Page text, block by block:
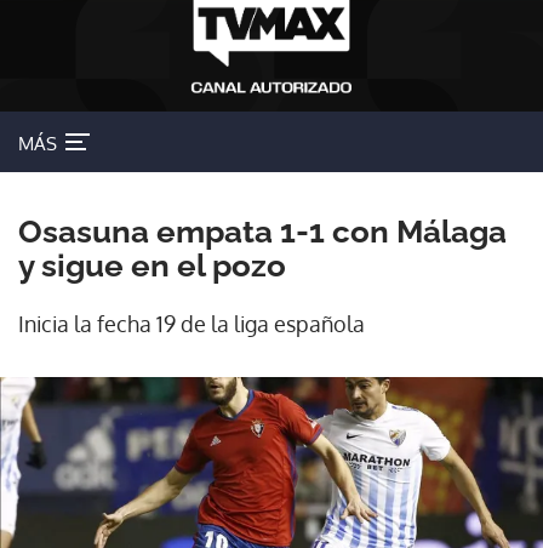
MÁS
Osasuna empata 1-1 con Málaga
y sigue en el pozo
Inicia la fecha 19 de la liga española